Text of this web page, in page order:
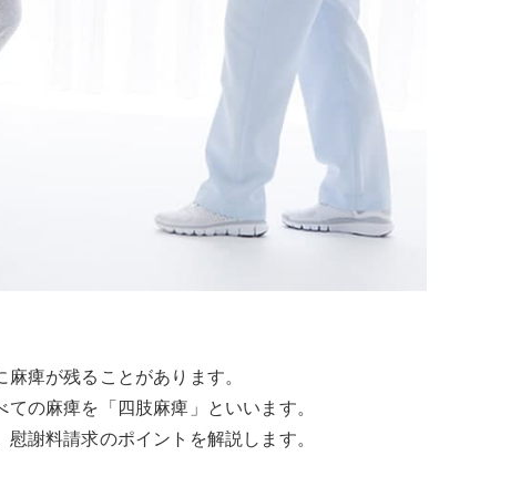
痺が残ることがあります。
の麻痺を「四肢麻痺」といいます。
謝料請求のポイントを解説します。